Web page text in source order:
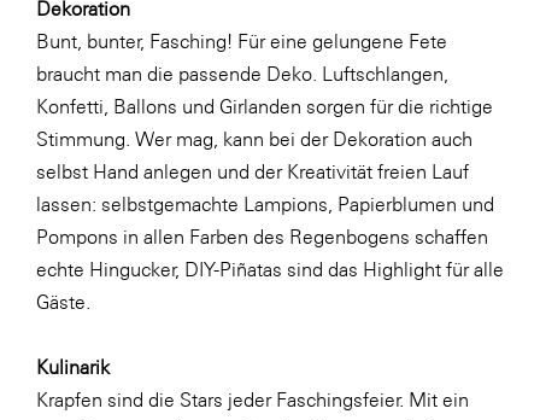
Dekoration
Bunt, bunter, Fasching! Für eine gelungene Fete
braucht man die passende Deko. Luftschlangen,
Konfetti, Ballons und Girlanden sorgen für die richtige
Stimmung. Wer mag, kann bei der Dekoration auch
selbst Hand anlegen und der Kreativität freien Lauf
lassen: selbstgemachte Lampions, Papierblumen und
Pompons in allen Farben des Regenbogens schaffen
echte Hingucker, DIY-Piñatas sind das Highlight für alle
Gäste.
Kulinarik
Krapfen sind die Stars jeder Faschingsfeier. Mit ein